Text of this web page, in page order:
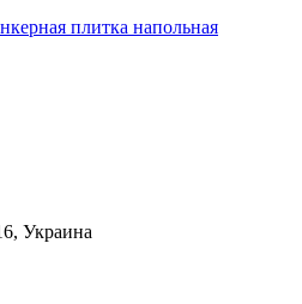
плитка напольная
Украина